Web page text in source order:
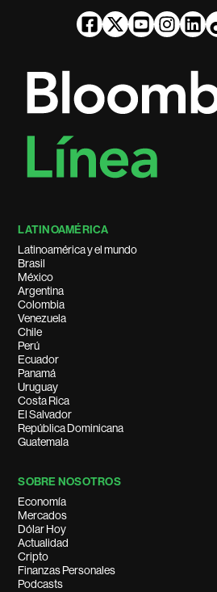
LATINOAMÉRICA
Latinoamérica y el mundo
Brasil
México
Argentina
Colombia
Venezuela
Chile
Perú
Ecuador
Panamá
Uruguay
Costa Rica
El Salvador
República Dominicana
Guatemala
SOBRE NOSOTROS
Economía
Mercados
Dólar Hoy
Actualidad
Cripto
Finanzas Personales
Podcasts